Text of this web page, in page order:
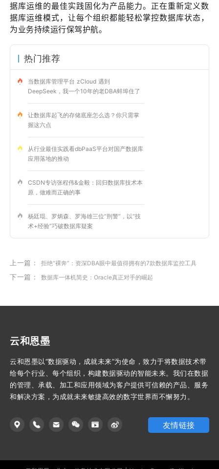
据库运维的最佳实践固化为产品能力。正在重新定义数
据库运维模式，让每个组织都能轻松掌控数据库状态，
为业务持续运行保驾护航。
热门推荐
当数据库管理平台 zCloud 遇到
DeepSeek，我一个10年的老DBA蚌埠住了
让数据库起飞的存储底座怎么选？你只需掌
握这六点
从行业最佳实践看dbPaaS平台对国产数据库
应用落地的推动
CSDN专访张程伟&金毅：回归数据库技术本
原，做难而正确的事
杨廷琨、罗炳森、罗海雄三位“刑警”，以“技
术+经验”巧破数据库疑案
上一篇： 拒绝“裸奔”：资深DBA眼中最值得拥有的7款数据库监控工具
下一篇： 数据库一体机简史：Oracle真正对手的崛起
云和恩墨
云和恩墨以“数据驱动，成就未来”为使命，致力于将数据技术带
给每个行业、每个组织，构建数据驱动的智能未来。我们在数据
的管理、承载、加工和应用领域为客户提供可信赖的产品、服务
和解决方案，为成就未来敏捷高效的数字世界而不懈努力。
友情链接